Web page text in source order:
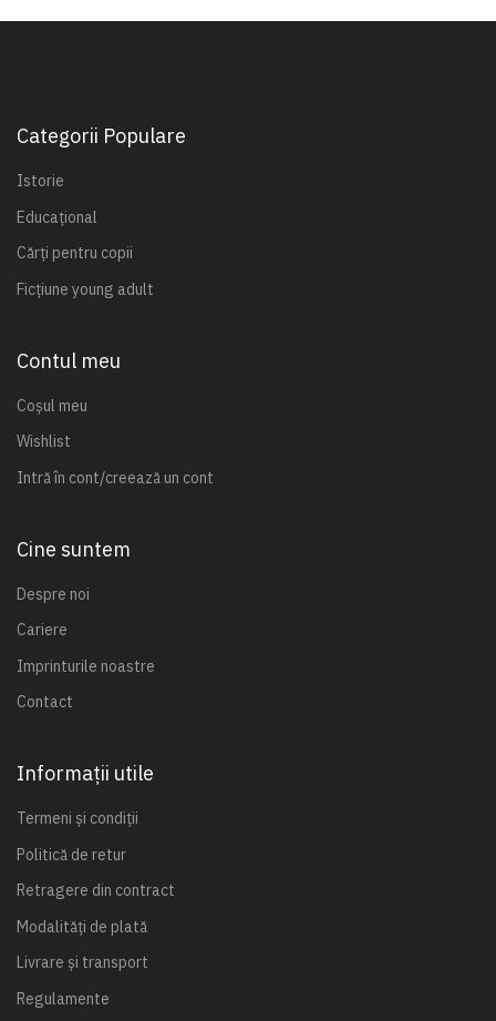
Categorii Populare
Istorie
Educațional
Cărți pentru copii
Ficțiune young adult
Contul meu
Coșul meu
Wishlist
Intră în cont/creează un cont
Cine suntem
Despre noi
Cariere
Imprinturile noastre
Contact
Informații utile
Termeni și condiții
Politică de retur
Retragere din contract
Modalități de plată
Livrare și transport
Regulamente